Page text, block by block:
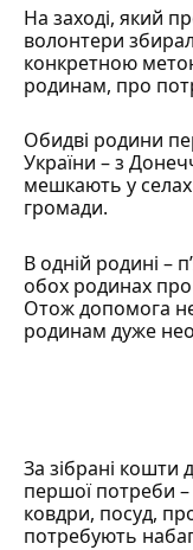
На заході, який
волонтери
конкретною
родинам, про
Обидві родини
України – з
мешкають у
громади.
В одній родині –
обох родинах про
Отож допомога
родинам дуже
За зібрані кошти
першої потреби –
ковдри, посуд,
потребують